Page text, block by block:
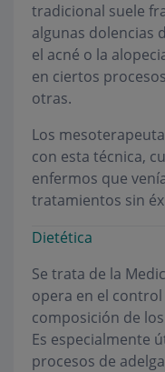
tradicional suele
algunas dolencias
el acné o la
en ciertos
otras.
Los
con esta técnica,
enfermos que
tratamientos sin
Dietética
Se trata de la
opera en el
composición de
Es especialmente
procesos de